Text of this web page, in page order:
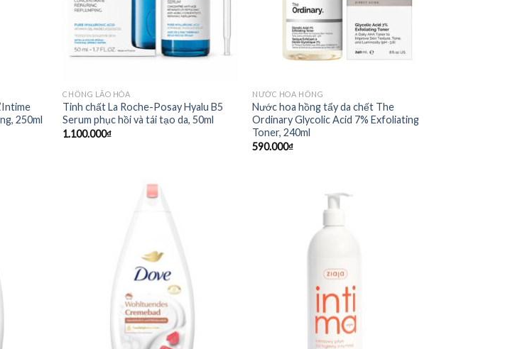
250ml
CHỐNG LÃO HÓA
Tinh chất La Roche-Posay Hyalu B5
Serum phục hồi và tái tạo da, 50ml
1.100.000₫
NƯỚC HOA HỒNG
Nước hoa hồng tẩy da chết The
Ordinary Glycolic Acid 7% Exfoliating
Toner, 240ml
590.000₫